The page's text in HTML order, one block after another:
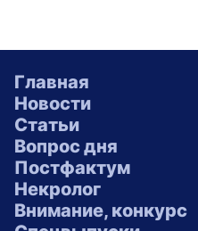
Главная
Новости
Статьи
Вопрос дня
Постфактум
Некролог
Внимание, конкурс